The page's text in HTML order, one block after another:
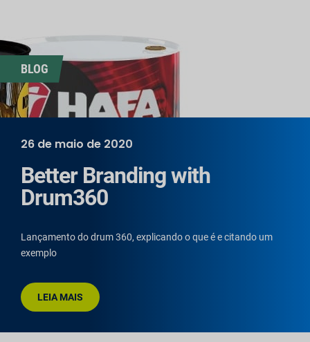
BLOG
26 de maio de 2020
Better Branding with
Drum360
Lançamento do drum 360, explicando o que é e citando um
exemplo
LEIA MAIS